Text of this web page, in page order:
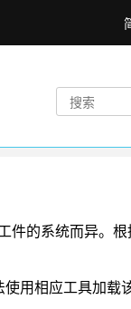
件的系统而异。
用相应工具加载